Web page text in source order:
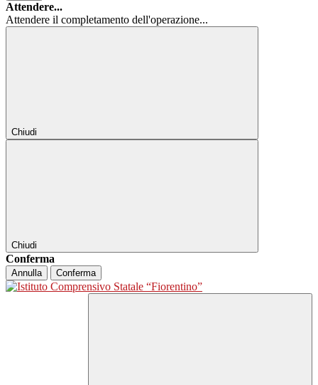
Attendere...
Attendere il completamento dell'operazione...
Chiudi
Chiudi
Conferma
Annulla Conferma